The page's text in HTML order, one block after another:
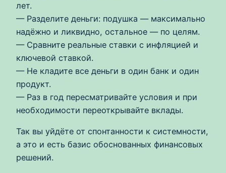
лет.
— Разделите деньги: подушка — максимально
надёжно и ликвидно, остальное — по целям.
— Сравните реальные ставки с инфляцией и
ключевой ставкой.
— Не кладите все деньги в один банк и один
продукт.
— Раз в год пересматривайте условия и при
необходимости переоткрывайте вклады.
Так вы уйдёте от спонтанности к системности,
а это и есть базис обоснованных финансовых
решений.